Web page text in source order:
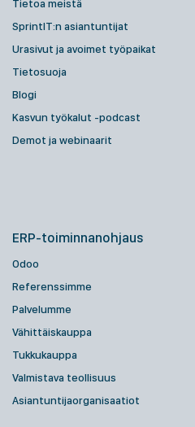
Tietoa meistä
SprintIT:n asiantuntijat
Urasivut ja avoimet työpaikat
Tietosuoja
Blogi
Kasvun työkalut -podcast
Demot ja webinaarit
ERP-toiminnanohjaus
Odoo
Referenssimme
Palvelumme
Vähittäiskauppa
Tukkukauppa
Valmistava teollisuus
Asiantuntijaorganisaatiot